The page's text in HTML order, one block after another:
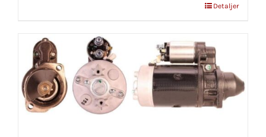
Detaljer